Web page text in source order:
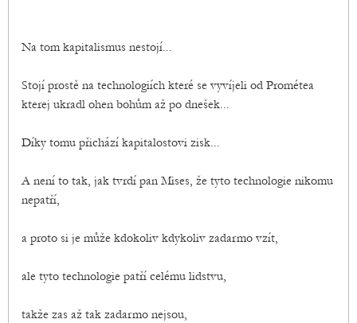
Na tom kapitalismus nestojí...
Stojí prostě na technologiích které se vyvíjeli od Prométea
kterej ukradl ohen bohům až po dnešek...
Díky tomu přichází kapitalostovi zisk...
A není to tak, jak tvrdí pan Mises, že tyto technologie nikomu
nepatří,
a proto si je může kdokoliv kdykoliv zadarmo vzít,
ale tyto technologie patří celému lidstvu,
takže zas až tak zadarmo nejsou,